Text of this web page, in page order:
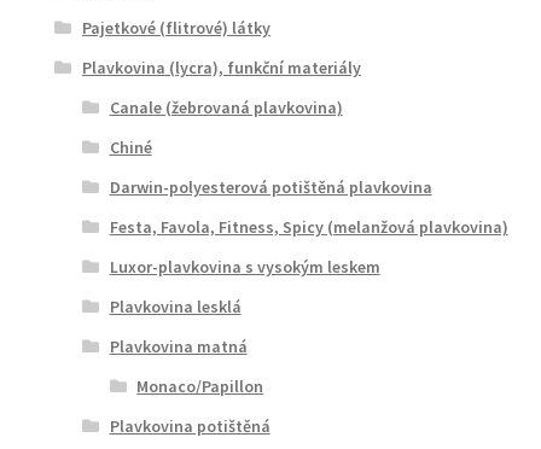
Pajetkové (flitrové) látky
Plavkovina (lycra), funkční materiály
Canale (žebrovaná plavkovina)
Chiné
Darwin-polyesterová potištěná plavkovina
Festa, Favola, Fitness, Spicy (melanžová plavkovina)
Luxor-plavkovina s vysokým leskem
Plavkovina lesklá
Plavkovina matná
Monaco/Papillon
Plavkovina potištěná